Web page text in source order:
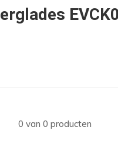
0 van 0 producten